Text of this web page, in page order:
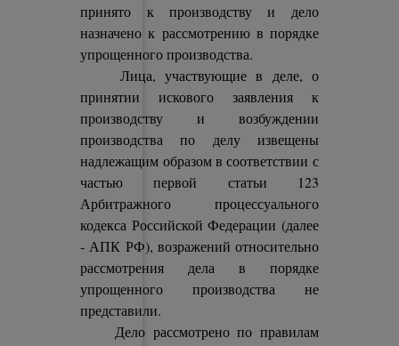
принято к производству и дело
назначено к рассмотрению в порядке
упрощенного производства.
Лица, участвующие в деле, о
принятии искового заявления к
производству и возбуждении
производства по делу извещены
надлежащим образом в соответствии с
частью первой статьи 123
Арбитражного процессуального
кодекса Российской Федерации (далее
- АПК РФ), возражений относительно
рассмотрения дела в порядке
упрощенного производства не
представили.
Дело рассмотрено по правилам